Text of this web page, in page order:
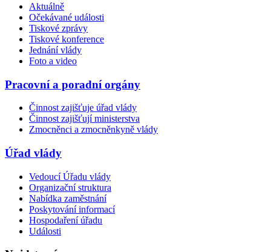
Aktuálně
Očekávané události
Tiskové zprávy
Tiskové konference
Jednání vlády
Foto a video
Pracovní a poradní orgány
Činnost zajišťuje úřad vlády
Činnost zajišťují ministerstva
Zmocněnci a zmocněnkyně vlády
Úřad vlády
Vedoucí Úřadu vlády
Organizační struktura
Nabídka zaměstnání
Poskytování informací
Hospodaření úřadu
Události